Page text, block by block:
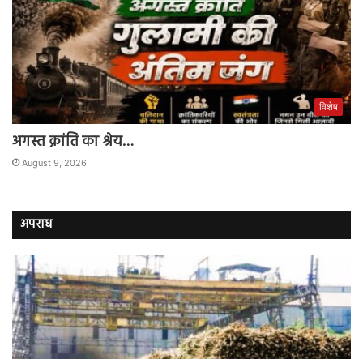
विशेष
अगस्त क्रांति का श्रेय…
August 9, 2026
अपराध